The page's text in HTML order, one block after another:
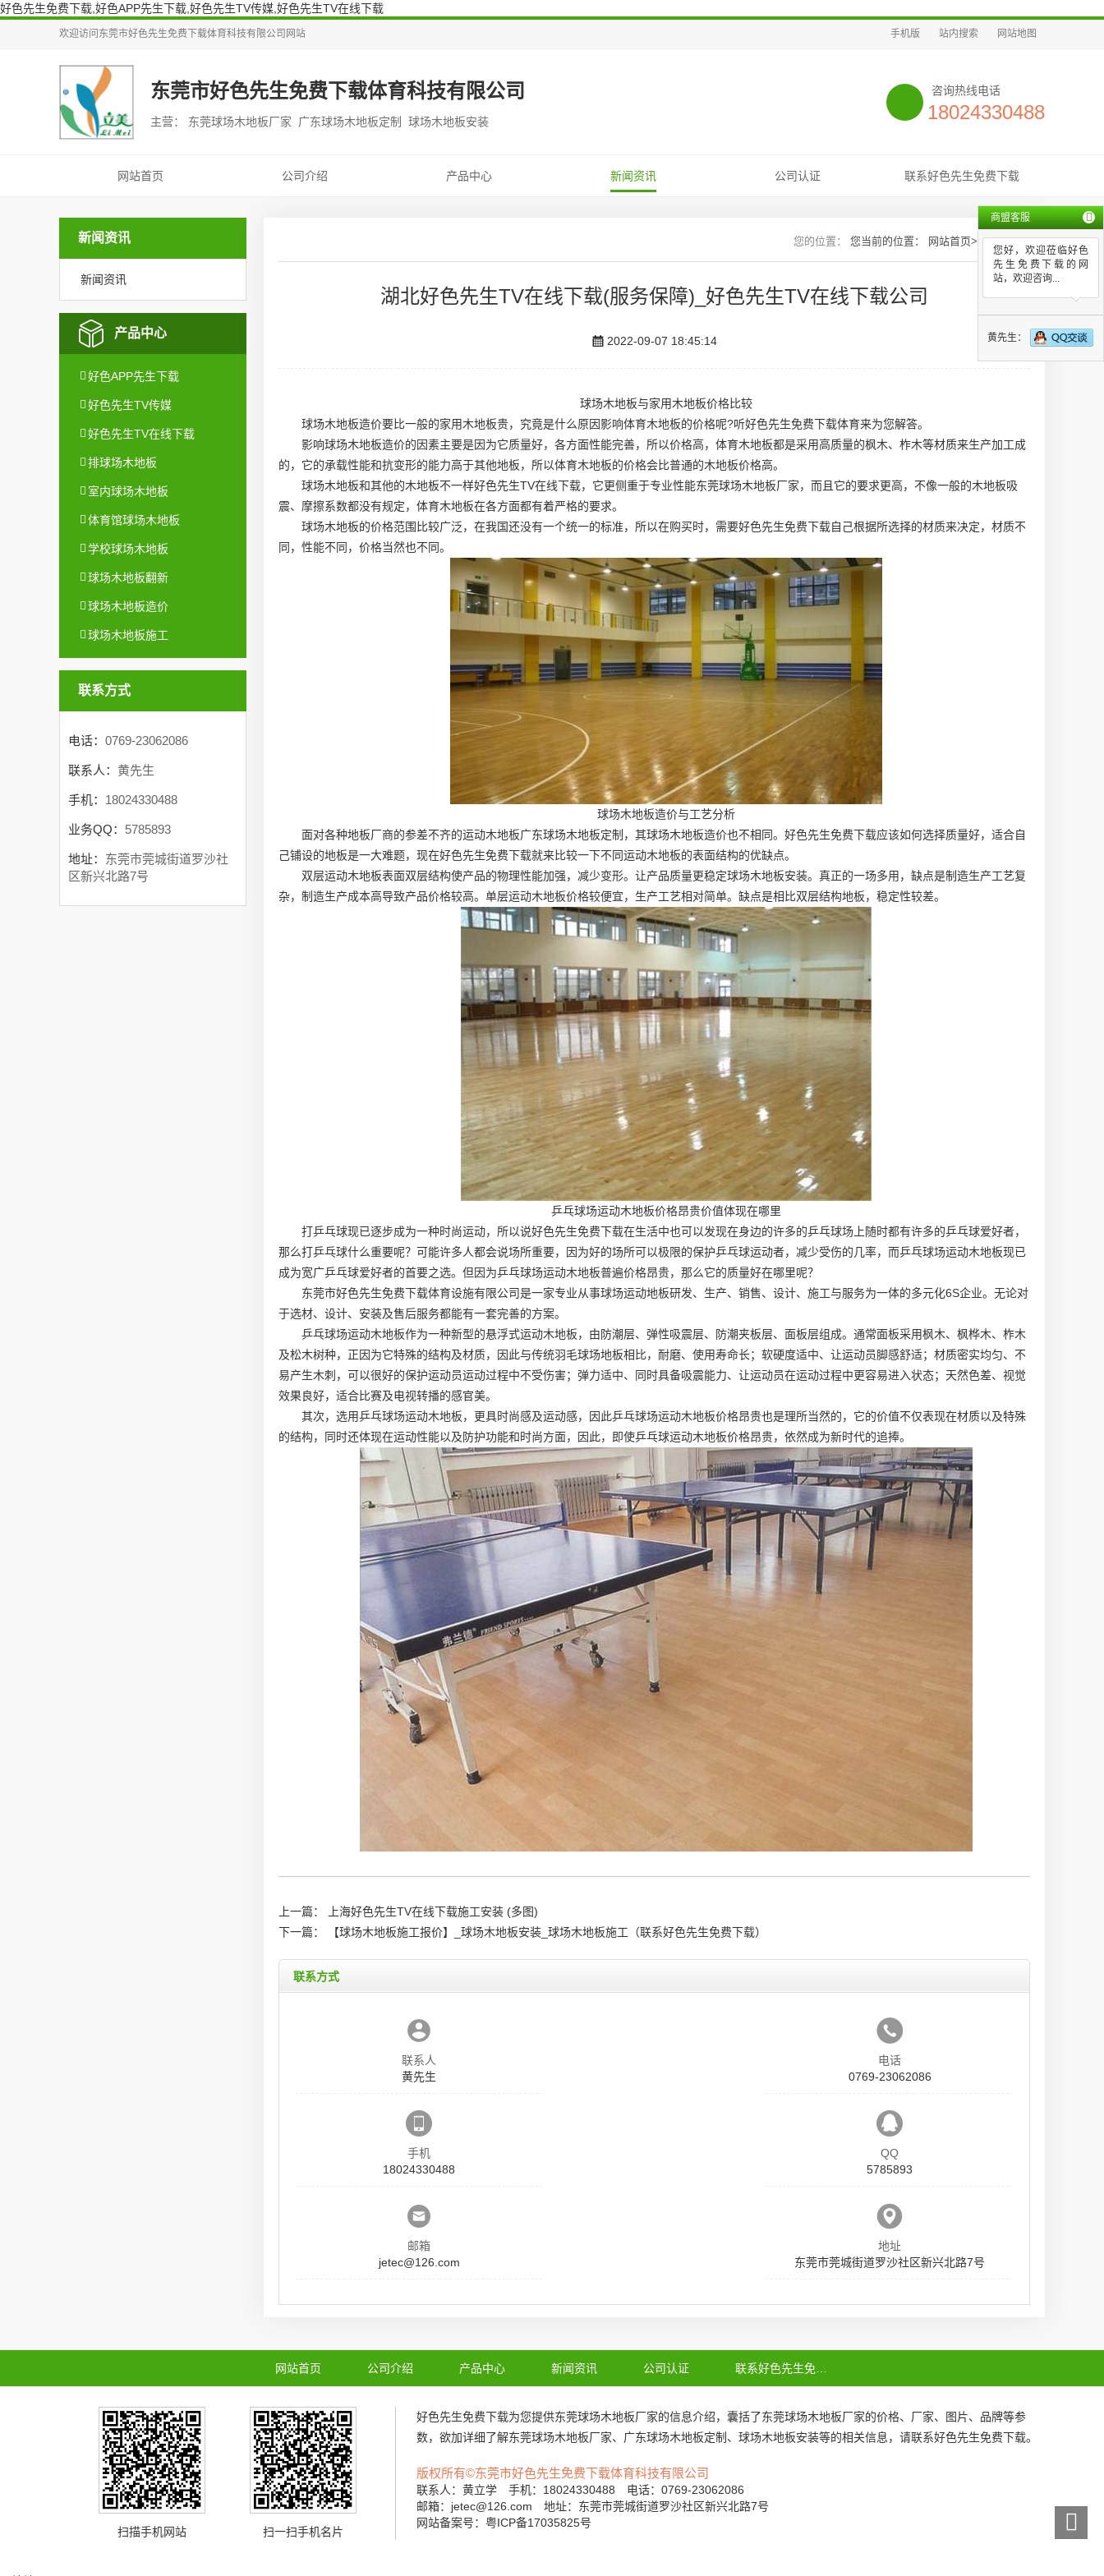
好色先生免费下载,好色APP先生下载,好色先生TV传媒,好色先生TV在线下载
欢迎访问 东莞市好色先生免费下载体育科技有限公司 网站 手机版 站内搜索 网站地图
东莞市好色先生免费下载体育科技有限公司
主营： 东莞球场木地板厂家 广东球场木地板定制 球场木地板安装
咨询热线电话
18024330488
网站首页 公司介绍 产品中心 新闻资讯 公司认证 联系好色先生免费下载
新闻资讯
新闻资讯
产品中心
好色APP先生下载
好色先生TV传媒
好色先生TV在线下载
排球场木地板
室内球场木地板
体育馆球场木地板
学校球场木地板
球场木地板翻新
球场木地板造价
球场木地板施工
联系方式
电话： 0769-23062086
联系人： 黄先生
手机： 18024330488
业务QQ： 5785893
地址： 东莞市莞城街道罗沙社
区新兴北路7号
您当前的位置： 网站首页>> 新闻资讯
湖北好色先生TV在线下载(服务保障)_好色先生TV在线下载公司
2022-09-07 18:45:14
球场木地板与家用木地板价格比较
球场木地板造价要比一般的家用木地板贵，究竟是什么原因影响体育木地板的价格呢?听好色先生免费下载体育来为您解答。
影响球场木地板造价的因素主要是因为它质量好，各方面性能完善，所以价格高，体育木地板都是采用高质量的枫木、柞木等材质来生产加工成
的，它的承载性能和抗变形的能力高于其他地板，所以体育木地板的价格会比普通的木地板价格高。
球场木地板和其他的木地板不一样好色先生TV在线下载，它更侧重于专业性能东莞球场木地板厂家，而且它的要求更高，不像一般的木地板吸
震、摩擦系数都没有规定，体育木地板在各方面都有着严格的要求。
球场木地板的价格范围比较广泛，在我国还没有一个统一的标准，所以在购买时，需要好色先生免费下载自己根据所选择的材质来决定，材质不
同，性能不同，价格当然也不同。
球场木地板造价与工艺分析
面对各种地板厂商的参差不齐的运动木地板广东球场木地板定制 ，其球场木地板造价也不相同。好色先生免费下载应该如何选择质量好，适合自
己铺设的地板是一大难题，现在好色先生免费下载就来比较一下不同运动木地板的表面结构的优缺点。
双层运动木地板表面双层结构使产品的物理性能加强，减少变形。让产品质量更稳定球场木地板安装。真正的一场多用，缺点是制造生产工艺复
杂，制造生产成本高导致产品价格较高。单层运动木地板价格较便宜，生产工艺相对简单。缺点是相比双层结构地板，稳定性较差。
乒乓球场运动木地板价格昂贵价值体现在哪里
打乒乓球现已逐步成为一种时尚运动，所以说好色先生免费下载在生活中也可以发现在身边的许多的乒乓球场上随时都有许多的乒乓球爱好者，
那么打乒乓球什么重要呢？可能许多人都会说场所重要，因为好的场所可以极限的保护乒乓球运动者，减少受伤的几率，而乒乓球场运动木地板现已
成为宽广乒乓球爱好者的首要之选。但因为乒乓球场运动木地板普遍价格昂贵，那么它的质量好在哪里呢？
东莞市好色先生免费下载体育设施有限公司是一家专业从事球场运动地板研发、生产、销售、设计、施工与服务为一体的多元化6S企业。无论对
于选材、设计、安装及售后服务都能有一套完善的方案。
乒乓球场运动木地板作为一种新型的悬浮式运动木地板，由防潮层、弹性吸震层、防潮夹板层、面板层组成。通常面板采用枫木、枫桦木、柞木
及松木树种，正因为它特殊的结构及材质，因此与传统羽毛球场地板相比，耐磨、使用寿命长；软硬度适中、让运动员脚感舒适；材质密实均匀、不
易产生木刺，可以很好的保护运动员运动过程中不受伤害；弹力适中、同时具备吸震能力、让运动员在运动过程中更容易进入状态；天然色差、视觉
效果良好，适合比赛及电视转播的感官美。
其次，选用乒乓球场运动木地板，更具时尚感及运动感，因此乒乓球场运动木地板价格昂贵也是理所当然的，它的价值不仅表现在材质以及特殊
的结构，同时还体现在运动性能以及防护功能和时尚方面，因此，即使乒乓球运动木地板价格昂贵，依然成为新时代的追捧。
上一篇：
上海好色先生TV在线下载施工安装 (多图)
下一篇：
【球场木地板施工报价】_球场木地板安装_球场木地板施工（联系好色先生免费下载）
联系方式
联系人
黄先生
电话
0769-23062086
手机
18024330488
QQ
5785893
邮箱
jetec@126.com
地址
东莞市莞城街道罗沙社区新兴北路7号
网站首页 公司介绍 产品中心 新闻资讯 公司认证
扫描手机网站 扫一扫手机名片
好色先生免费下载为您提供东莞球场木地板厂家的信息介绍，囊括了东莞球场木地板厂家的价格、厂家、图片、品牌等参
数，欲加详细了解东莞球场木地板厂家、 广东球场木地板定制 、 球场木地板安装等的相关信息，请联系好色先生免费下载。
版权所有©东莞市好色先生免费下载体育科技有限公司
联系人：黄立学 手机：18024330488 电话：0769-23062086
邮箱：jetec@126.com 地址：东莞市莞城街道罗沙社区新兴北路7号
网站备案号：粤ICP备17035825号
商盟客服
您好，欢迎莅临好色
先生免费下载的网
站，欢迎咨询...
黄先生：